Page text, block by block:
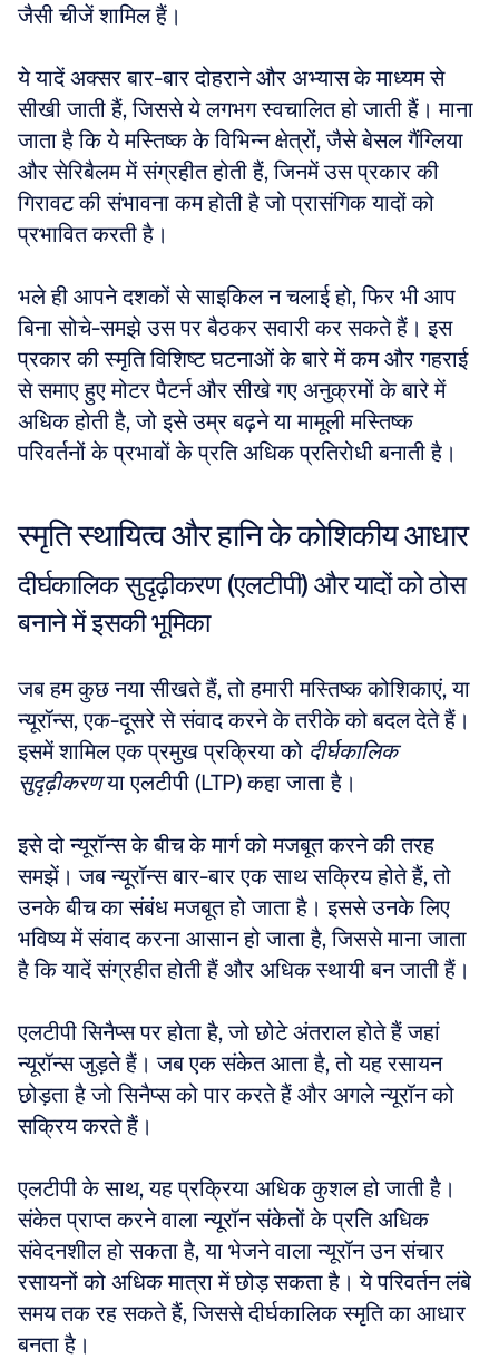
जैसी चीजें शामिल हैं।
ये यादें अक्सर बार-बार दोहराने और अभ्यास के माध्यम से
सीखी जाती हैं, जिससे ये लगभग स्वचालित हो जाती हैं। माना
जाता है कि ये मस्तिष्क के विभिन्न क्षेत्रों, जैसे बेसल गैंग्लिया
और सेरिबैलम में संग्रहीत होती हैं, जिनमें उस प्रकार की
गिरावट की संभावना कम होती है जो प्रासंगिक यादों को
प्रभावित करती है।
भले ही आपने दशकों से साइकिल न चलाई हो, फिर भी आप
बिना सोचे-समझे उस पर बैठकर सवारी कर सकते हैं। इस
प्रकार की स्मृति विशिष्ट घटनाओं के बारे में कम और गहराई
से समाए हुए मोटर पैटर्न और सीखे गए अनुक्रमों के बारे में
अधिक होती है, जो इसे उम्र बढ़ने या मामूली मस्तिष्क
परिवर्तनों के प्रभावों के प्रति अधिक प्रतिरोधी बनाती है।
स्मृति स्थायित्व और हानि के कोशिकीय आधार
दीर्घकालिक सुदृढ़ीकरण (एलटीपी) और यादों को ठोस
बनाने में इसकी भूमिका
जब हम कुछ नया सीखते हैं, तो हमारी मस्तिष्क कोशिकाएं, या
न्यूरॉन्स, एक-दूसरे से संवाद करने के तरीके को बदल देते हैं।
इसमें शामिल एक प्रमुख प्रक्रिया को दीर्घकालिक
सुदृढ़ीकरण या एलटीपी (LTP) कहा जाता है।
इसे दो न्यूरॉन्स के बीच के मार्ग को मजबूत करने की तरह
समझें। जब न्यूरॉन्स बार-बार एक साथ सक्रिय होते हैं, तो
उनके बीच का संबंध मजबूत हो जाता है। इससे उनके लिए
भविष्य में संवाद करना आसान हो जाता है, जिससे माना जाता
है कि यादें संग्रहीत होती हैं और अधिक स्थायी बन जाती हैं।
एलटीपी सिनैप्स पर होता है, जो छोटे अंतराल होते हैं जहां
न्यूरॉन्स जुड़ते हैं। जब एक संकेत आता है, तो यह रसायन
छोड़ता है जो सिनैप्स को पार करते हैं और अगले न्यूरॉन को
सक्रिय करते हैं।
एलटीपी के साथ, यह प्रक्रिया अधिक कुशल हो जाती है।
संकेत प्राप्त करने वाला न्यूरॉन संकेतों के प्रति अधिक
संवेदनशील हो सकता है, या भेजने वाला न्यूरॉन उन संचार
रसायनों को अधिक मात्रा में छोड़ सकता है। ये परिवर्तन लंबे
समय तक रह सकते हैं, जिससे दीर्घकालिक स्मृति का आधार
बनता है।